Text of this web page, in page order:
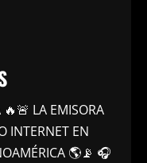
LA EMISORA
INTERNET EN
🌎📡 🎧